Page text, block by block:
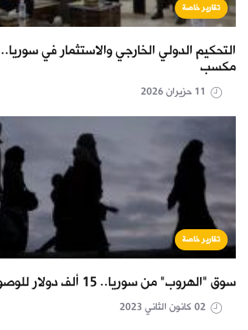
تقارير خاصة
التحكيم الدولي الخارجي والاستثمار في
مكسب
تقارير خاصة
سوق "الهروب" من سوريا.. 15 ألف دولار للوصول إلى أوروبا